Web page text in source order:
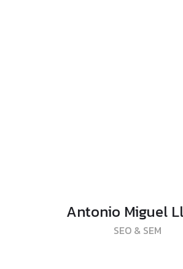
Antonio Miguel
SEO & SEM